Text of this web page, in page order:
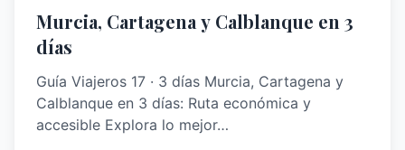
Murcia, Cartagena y Calblanque en 3
días
Guía Viajeros 17 · 3 días Murcia, Cartagena y
Calblanque en 3 días: Ruta económica y
accesible Explora lo mejor…